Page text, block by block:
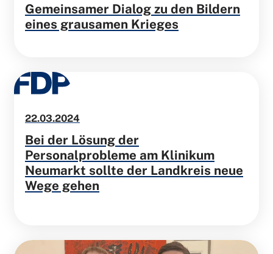
Gemeinsamer Dialog zu den Bildern
eines grausamen Krieges
22.03.2024
Bei der Lösung der
Personalprobleme am Klinikum
Neumarkt sollte der Landkreis neue
Wege gehen